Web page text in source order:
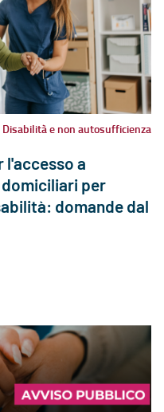
Disabilità e non autosufficienza
l'accesso a
per
domande dal